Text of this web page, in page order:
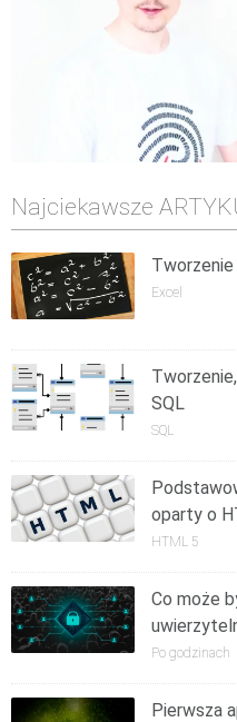
Najciekawsze
Excel
SQL
SQL
oparty o
HTML 5
Co może
Po godzinach
Pierwsza